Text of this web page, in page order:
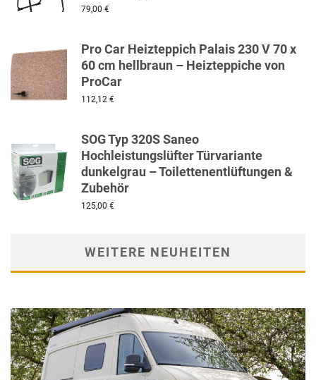
79,00 €
Pro Car Heizteppich Palais 230 V 70 x
60 cm hellbraun – Heizteppiche von
ProCar
112,12 €
SOG Typ 320S Saneo
Hochleistungslüfter Türvariante
dunkelgrau – Toilettenentlüftungen &
Zubehör
125,00 €
WEITERE NEUHEITEN